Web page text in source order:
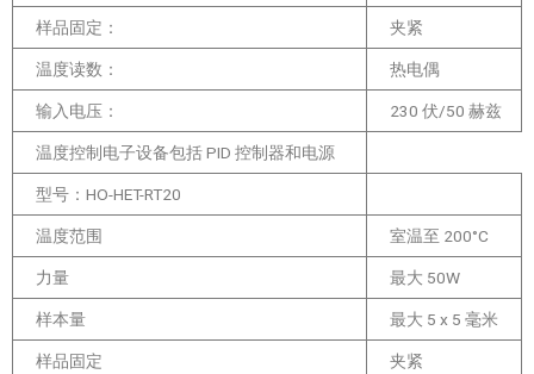
样品固定： 夹紧
温度读数： 热电偶
输入电压： 230 伏/50 赫兹
温度控制电子设备包括 PID 控制器和电源
型号：HO-HET-RT20
温度范围 室温至 200°C
力量 最大 50W
样本量 最大 5 x 5 毫米
样品固定 夹紧